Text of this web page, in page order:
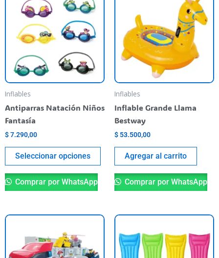
Inflables
Antiparras Natación Niños
Fantasía
$7.290,00
Seleccionar opciones
variantes.
se
pueden
elegir
producto
Comprar por WhatsApp
Inflables
Inflable Grande Llama
Bestway
$ 53.500,00
Agregar al carrito
Comprar por WhatsApp